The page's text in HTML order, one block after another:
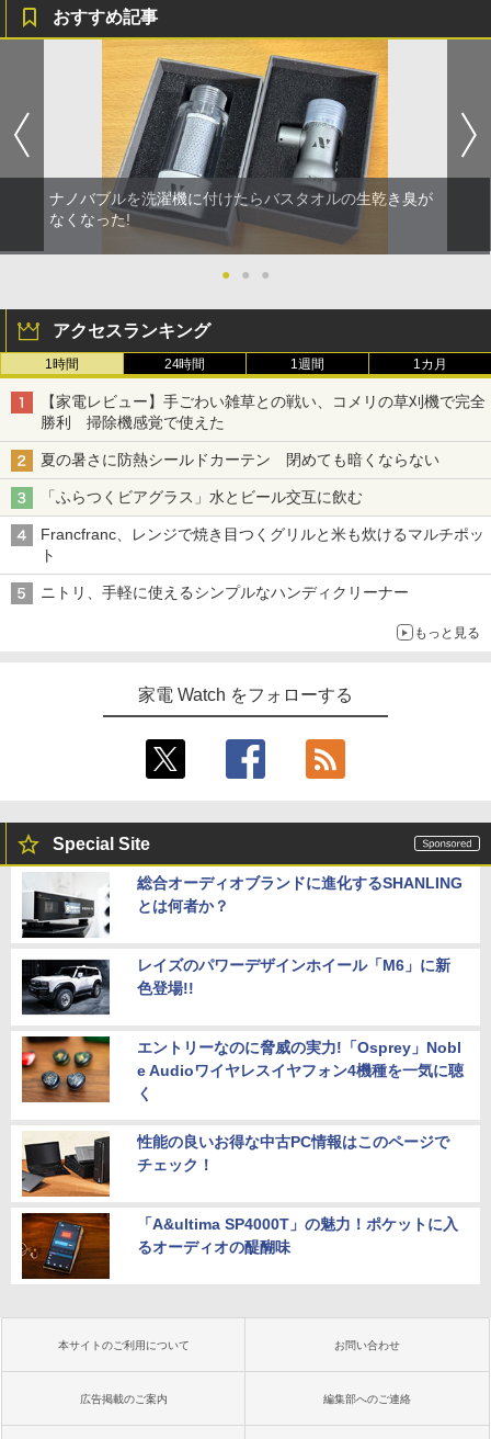
おすすめ記事
ナノバブルを洗濯機に付けたらバスタオルの生乾き臭が
なくなった!
● ● ●
アクセスランキング
1時間 24時間 1週間 1カ月
【家電レビュー】手ごわい雑草との戦い、コメリの草刈機で完全
勝利 掃除機感覚で使えた
夏の暑さに防熱シールドカーテン 閉めても暗くならない
「ふらつくビアグラス」水とビール交互に飲む
Francfranc、レンジで焼き目つくグリルと米も炊けるマルチポッ
ト
ニトリ、手軽に使えるシンプルなハンディクリーナー
もっと見る
家電 Watch をフォローする
Special Site
総合オーディオブランドに進化するSHANLING
とは何者か？
レイズのパワーデザインホイール「M6」に新
色登場!!
エントリーなのに脅威の実力!「Osprey」Nobl
e Audioワイヤレスイヤフォン4機種を一気に聴
く
性能の良いお得な中古PC情報はこのページで
チェック！
「A&ultima SP4000T」の魅力！ポケットに入
るオーディオの醍醐味
本サイトのご利用について お問い合わせ
広告掲載のご案内 編集部へのご連絡